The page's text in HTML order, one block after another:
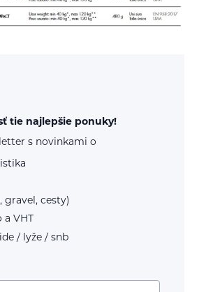
tie najlepšie ponuky!
s novinkami o
gravel, cesty)
VHT
/ lyže / snb